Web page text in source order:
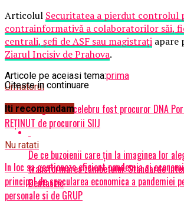
Articolul Securitatea a pierdut controlul
contrainformativă a colaboratorilor săi,
centrali, șefi de ASF sau magistrați apare
Ziarul Incisiv de Prahova.
Articole pe aceiasi tema:prima
Urmatorul
Mircea Negulescu, celebru fost procuror DNA
REȚINUT de procurorii SIIJ
Nu ratati
In loc sa gestioneze eficient pandemia si
principal de specularea economica a pandemiei
personale si de GRUP
Citeste in continuare
Iti recomandam
De ce buzoienii care țin la imaginea lor
transformarea zâmbetului: Standarde
Dentastic